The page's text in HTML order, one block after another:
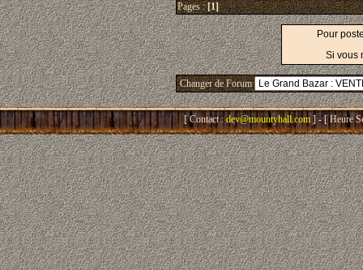
Pages :[1]
Pour
Si vous
Changer de Forum
[ Contact : dev@mountyhall.com ] - [ Heure